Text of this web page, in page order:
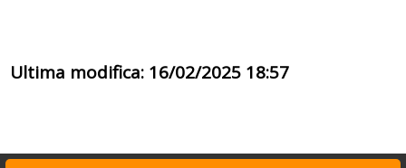
Ultima modifica: 16/02/2025 18:57